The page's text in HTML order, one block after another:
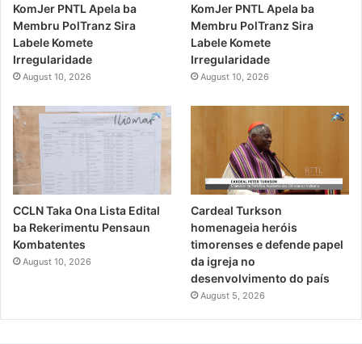
KomJer PNTL Apela ba
Membru PolTranz Sira
Labele Komete
Irregularidade
August 10, 2026
KomJer PNTL Apela ba
Membru PolTranz Sira
Labele Komete
Irregularidade
August 10, 2026
CCLN Taka Ona Lista Edital
ba Rekerimentu Pensaun
Kombatentes
August 10, 2026
Cardeal Turkson
homenageia heróis
timorenses e defende papel
da igreja no
desenvolvimento do país
August 5, 2026